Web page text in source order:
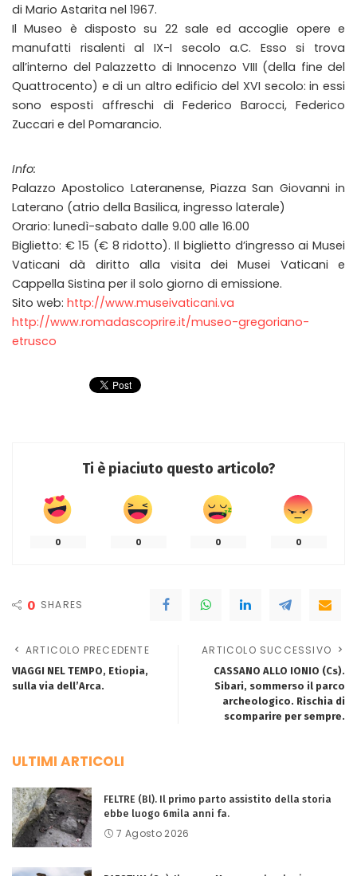
di Mario Astarita nel 1967.
Il Museo è disposto su 22 sale ed accoglie opere e
manufatti risalenti al IX-I secolo a.C. Esso si trova
all’interno del Palazzetto di Innocenzo VIII (della fine del
Quattrocento) e di un altro edificio del XVI secolo: in essi
sono esposti affreschi di Federico Barocci, Federico
Zuccari e del Pomarancio.
Info:
Palazzo Apostolico Lateranense, Piazza San Giovanni in
Laterano (atrio della Basilica, ingresso laterale)
Orario: lunedì-sabato dalle 9.00 alle 16.00
Biglietto: € 15 (€ 8 ridotto). Il biglietto d’ingresso ai Musei
Vaticani dà diritto alla visita dei Musei Vaticani e
Cappella Sistina per il solo giorno di emissione.
Sito web: http://www.museivaticani.va
http://www.romadascoprire.it/museo-gregoriano-
etrusco
Ti è piaciuto questo articolo?
0 0 0 0
0 SHARES
ARTICOLO PRECEDENTE
VIAGGI NEL TEMPO, Etiopia,
sulla via dell’Arca.
ARTICOLO SUCCESSIVO
CASSANO ALLO IONIO (Cs).
Sibari, sommerso il parco
archeologico. Rischia di
scomparire per sempre.
ULTIMI ARTICOLI
FELTRE (Bl). Il primo parto assistito della storia
ebbe luogo 6mila anni fa.
7 Agosto 2026